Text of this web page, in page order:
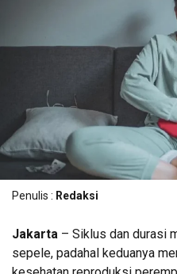
Penulis : Redaksi
Jakarta – Siklus dan durasi
sepele, padahal keduanya